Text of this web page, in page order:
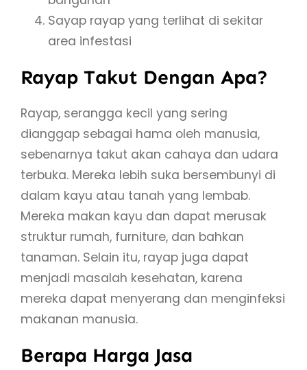
Sayap rayap yang terlihat di sekitar
area infestasi
Rayap Takut Dengan Apa?
Rayap, serangga kecil yang sering
dianggap sebagai hama oleh manusia,
sebenarnya takut akan cahaya dan udara
terbuka. Mereka lebih suka bersembunyi di
dalam kayu atau tanah yang lembab.
Mereka makan kayu dan dapat merusak
struktur rumah, furniture, dan bahkan
tanaman. Selain itu, rayap juga dapat
menjadi masalah kesehatan, karena
mereka dapat menyerang dan menginfeksi
makanan manusia.
Berapa Harga Jasa